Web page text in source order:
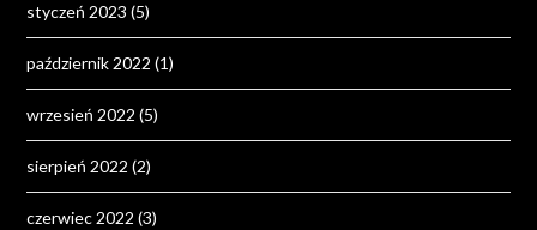
styczeń 2023 (5)
październik 2022 (1)
wrzesień 2022 (5)
sierpień 2022 (2)
czerwiec 2022 (3)